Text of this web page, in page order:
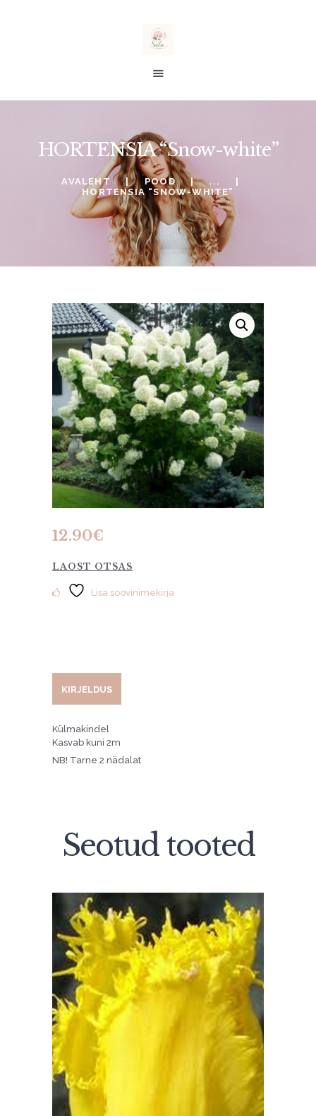
HORTENSIA “Snow-white”
AVALEHT POOD
...
HORTENSIA “SNOW-WHITE”
salu taimed
ALE %
TELLIMINE
SOOVINIMEKIRI
12.90€
LAOST OTSAS
Lisa soovinimekirja
KIRJELDUS
Külmakindel
Kasvab kuni 2m
NB! Tarne 2 nädalat
Seotud tooted